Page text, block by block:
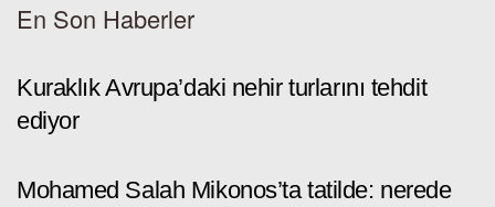
En Son Haberler
Kuraklık Avrupa’daki nehir turlarını tehdit
ediyor
Mohamed Salah Mikonos’ta tatilde: nerede